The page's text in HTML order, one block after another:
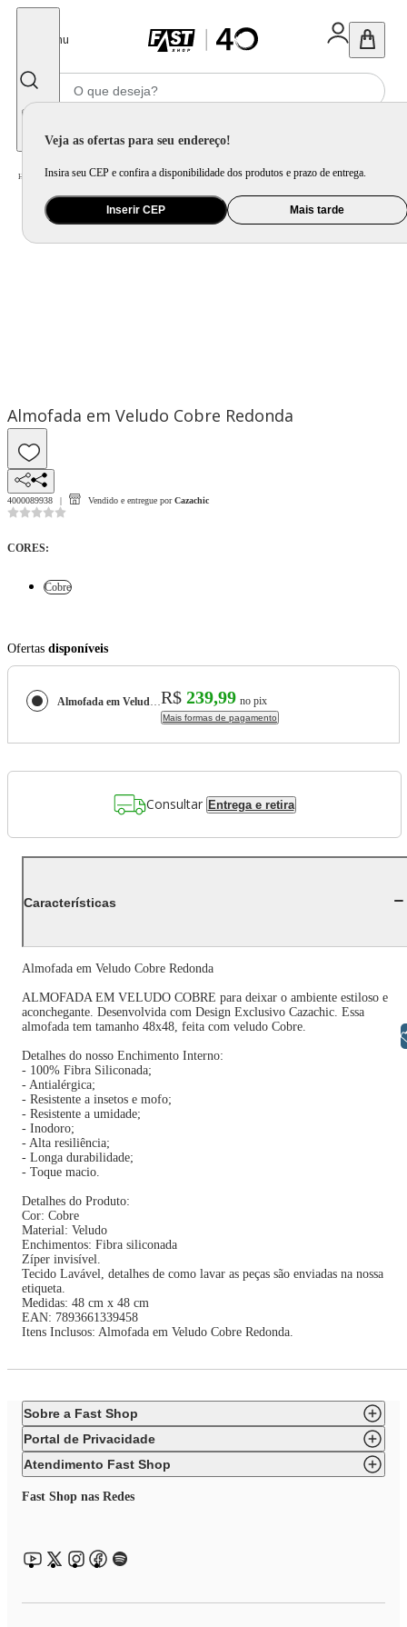
Menu
Veja as ofertas para seu endereço!
Insira seu CEP e confira a disponibilidade dos produtos e prazo de entrega.
Inserir CEP Mais tarde
Home Móveis e Decoração / Decoração / Almofada
Almofada em Veludo Cobre Redonda
4000089938 Vendido e entregue por Cazachic
CORES:
Cobre
Ofertas disponíveis
Almofada em Veludo Cobre RedondaR$ 239,99 no pix
Mais formas de pagamento
Consultar Entrega e retira
Características
Almofada em Veludo Cobre Redonda
ALMOFADA EM VELUDO COBRE para deixar o ambiente estiloso e
aconchegante. Desenvolvida com Design Exclusivo Cazachic. Essa
almofada tem tamanho 48x48, feita com veludo Cobre.
Detalhes do nosso Enchimento Interno:
- 100% Fibra Siliconada;
- Antialérgica;
- Resistente a insetos e mofo;
- Resistente a umidade;
- Inodoro;
- Alta resiliência;
- Longa durabilidade;
- Toque macio.
Detalhes do Produto:
Cor: Cobre
Material: Veludo
Enchimentos: Fibra siliconada
Zíper invisível.
Tecido Lavável, detalhes de como lavar as peças são enviadas na nossa
etiqueta.
Medidas: 48 cm x 48 cm
EAN: 7893661339458
Itens Inclusos: Almofada em Veludo Cobre Redonda.
Sobre a Fast Shop
Portal de Privacidade
Atendimento Fast Shop
Fast Shop nas Redes